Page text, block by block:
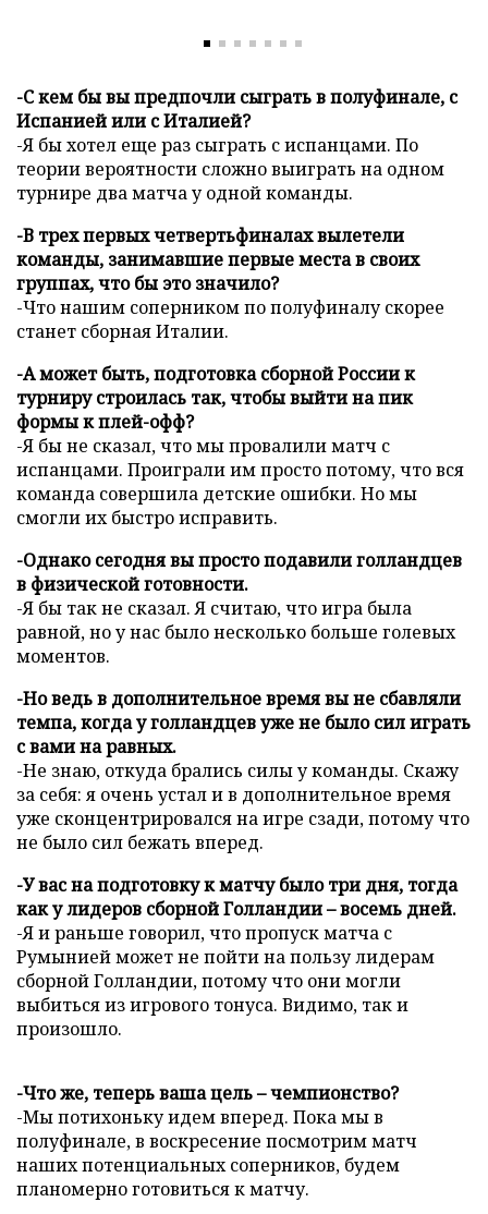
-С кем бы вы предпочли сыграть в полуфинале, с
Испанией или с Италией?
-Я бы хотел еще раз сыграть с испанцами. По
теории вероятности сложно выиграть на одном
турнире два матча у одной команды.
-В трех первых четвертьфиналах вылетели
команды, занимавшие первые места в своих
группах, что бы это значило?
-Что нашим соперником по полуфиналу скорее
станет сборная Италии.
-А может быть, подготовка сборной России к
турниру строилась так, чтобы выйти на пик
формы к плей-офф?
-Я бы не сказал, что мы провалили матч с
испанцами. Проиграли им просто потому, что вся
команда совершила детские ошибки. Но мы
смогли их быстро исправить.
-Однако сегодня вы просто подавили голландцев
в физической готовности.
-Я бы так не сказал. Я считаю, что игра была
равной, но у нас было несколько больше голевых
моментов.
-Но ведь в дополнительное время вы не сбавляли
темпа, когда у голландцев уже не было сил играть
с вами на равных.
-Не знаю, откуда брались силы у команды. Скажу
за себя: я очень устал и в дополнительное время
уже сконцентрировался на игре сзади, потому что
не было сил бежать вперед.
-У вас на подготовку к матчу было три дня, тогда
как у лидеров сборной Голландии – восемь дней.
-Я и раньше говорил, что пропуск матча с
Румынией может не пойти на пользу лидерам
сборной Голландии, потому что они могли
выбиться из игрового тонуса. Видимо, так и
произошло.
-Что же, теперь ваша цель – чемпионство?
-Мы потихоньку идем вперед. Пока мы в
полуфинале, в воскресение посмотрим матч
наших потенциальных соперников, будем
планомерно готовиться к матчу.